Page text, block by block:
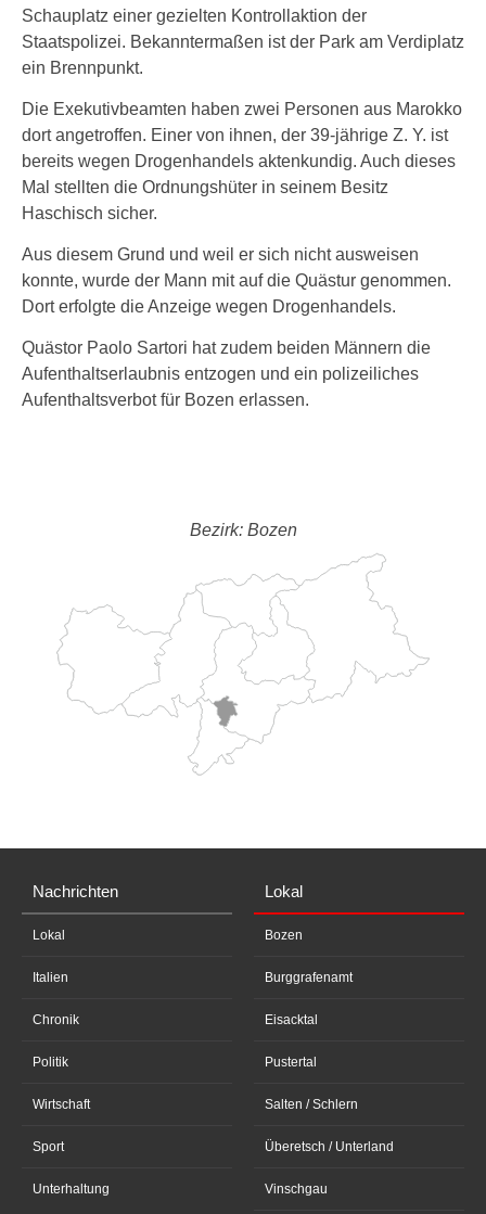
Schauplatz einer gezielten Kontrollaktion der
Staatspolizei. Bekanntermaßen ist der Park am Verdiplatz
ein Brennpunkt.
Die Exekutivbeamten haben zwei Personen aus Marokko
dort angetroffen. Einer von ihnen, der 39-jährige Z. Y. ist
bereits wegen Drogenhandels aktenkundig. Auch dieses
Mal stellten die Ordnungshüter in seinem Besitz
Haschisch sicher.
Aus diesem Grund und weil er sich nicht ausweisen
konnte, wurde der Mann mit auf die Quästur genommen.
Dort erfolgte die Anzeige wegen Drogenhandels.
Quästor Paolo Sartori hat zudem beiden Männern die
Aufenthaltserlaubnis entzogen und ein polizeiliches
Aufenthaltsverbot für Bozen erlassen.
Bezirk: Bozen
Nachrichten
Lokal
Italien
Chronik
Politik
Wirtschaft
Sport
Unterhaltung
Lokal
Bozen
Burggrafenamt
Eisacktal
Pustertal
Salten / Schlern
Überetsch / Unterland
Vinschgau